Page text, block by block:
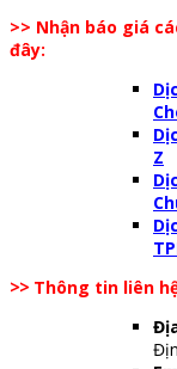
>> Nhận báo giá
đây:
Z
>> Thông tin liên